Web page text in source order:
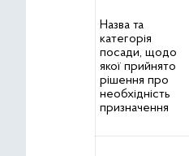
Назва та
категорія
посади, щодо
якої прийнято
рішення про
необхідність
призначення